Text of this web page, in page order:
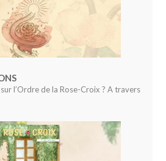
l’Ordre de la Rose-Croix ? A travers